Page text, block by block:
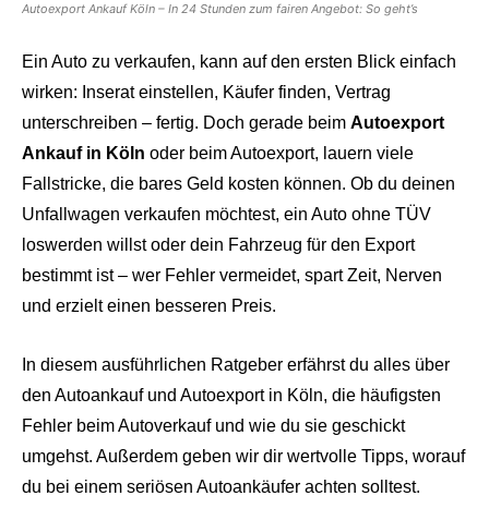
Autoexport Ankauf Köln – In 24 Stunden zum fairen Angebot: So geht’s
Ein Auto zu verkaufen, kann auf den ersten Blick einfach
wirken: Inserat einstellen, Käufer finden, Vertrag
unterschreiben – fertig. Doch gerade beim Autoexport
Ankauf in Köln oder beim Autoexport, lauern viele
Fallstricke, die bares Geld kosten können. Ob du deinen
Unfallwagen verkaufen möchtest, ein Auto ohne TÜV
loswerden willst oder dein Fahrzeug für den Export
bestimmt ist – wer Fehler vermeidet, spart Zeit, Nerven
und erzielt einen besseren Preis.
In diesem ausführlichen Ratgeber erfährst du alles über
den Autoankauf und Autoexport in Köln, die häufigsten
Fehler beim Autoverkauf und wie du sie geschickt
umgehst. Außerdem geben wir dir wertvolle Tipps, worauf
du bei einem seriösen Autoankäufer achten solltest.